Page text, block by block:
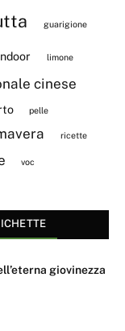
guarigione
limone
cinese
pelle
ricette
voc
giovinezza